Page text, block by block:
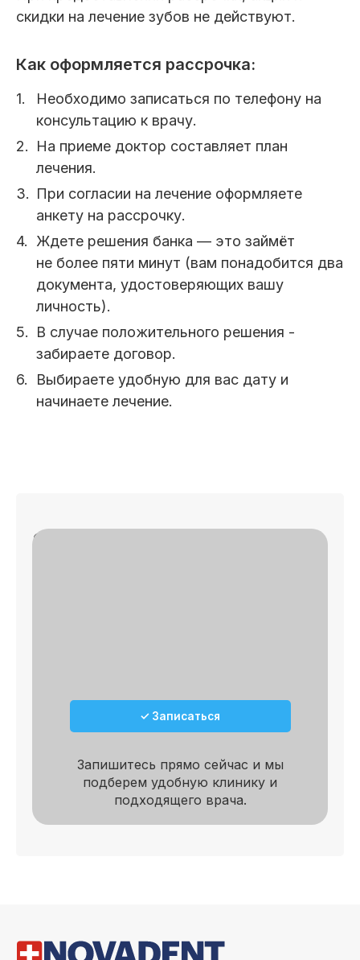
скидки на лечение зубов не действуют.
Как оформляется рассрочка:
Необходимо записаться по телефону на
консультацию к врачу.
На приеме доктор составляет план
лечения.
При согласии на лечение оформляете
анкету на рассрочку.
Ждете решения банка — это займёт
не более пяти минут (вам понадобится два
документа, удостоверяющих вашу
личность).
В случае положительного решения -
забираете договор.
Выбираете удобную для вас дату и
начинаете лечение.
Записаться на приём
✓ Записаться
Запишитесь прямо сейчас и мы
подберем удобную клинику и
подходящего врача.